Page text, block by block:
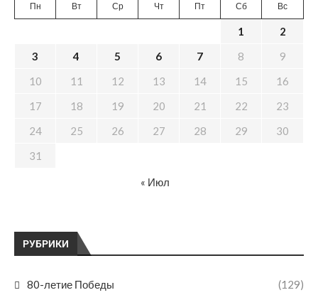
РУБРИКИ
80-летие Победы (129)
Пн Вт Ср Чт Пт Сб Вс
1
2
3
4 5 6 7 8
9
10
11 12 13 14 15
16
17
18 19 20 21 22
23
24
25 26 27 28 29
30
31
« Июл